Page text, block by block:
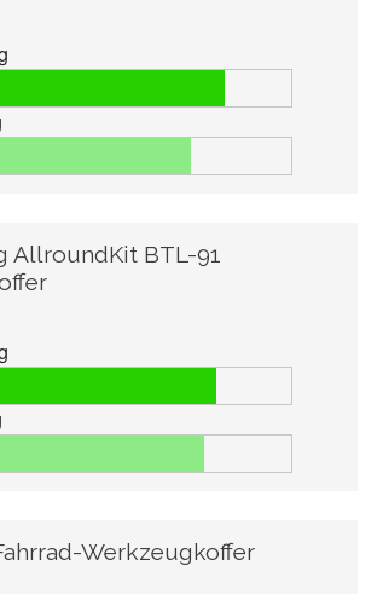
AllroundKit BTL-91
Werkzeugkoffer